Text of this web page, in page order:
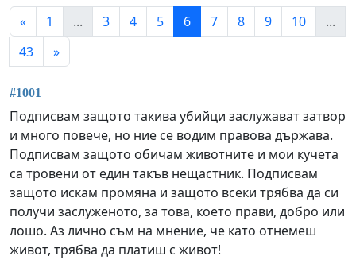
« 1 ... 3 4 5 6 7 8 9 10
...
43
»
#1001
Подписвам защото такива убийци заслужават затвор
и много повече, но ние се водим правова държава.
Подписвам защото обичам животните и мои кучета
са тровени от един такъв нещастник. Подписвам
защото искам промяна и защото всеки трябва да си
получи заслуженото, за това, което прави, добро или
лошо. Аз лично съм на мнение, че като отнемеш
живот, трябва да платиш с живот!